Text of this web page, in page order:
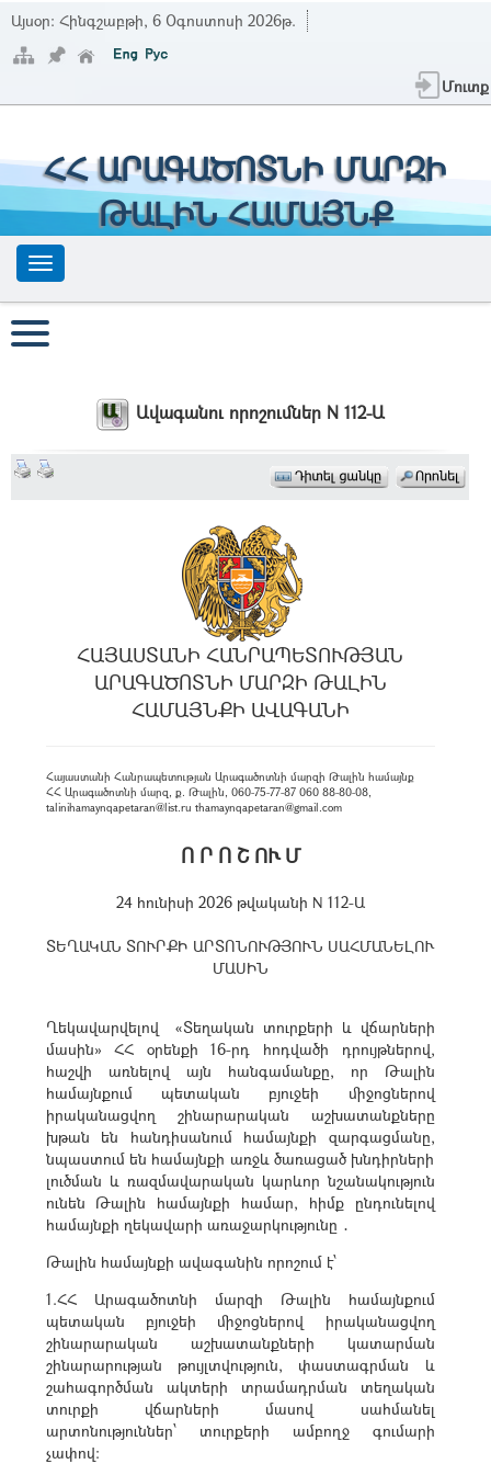
Այսօր: Հինգշաբթի, 6 Օգոստոսի 2026թ.
Մուտք
ՀՀ ԱՐԱԳԱԾՈՏՆԻ ՄԱՐԶԻ
ԹԱԼԻՆ ՀԱՄԱՅՆՔ
Ավագանու որոշումներ N 112-Ա
ՀԱՅԱՍՏԱՆԻ ՀԱՆՐԱՊԵՏՈՒԹՅԱՆ
ԱՐԱԳԱԾՈՏՆԻ ՄԱՐԶԻ ԹԱԼԻՆ
ՀԱՄԱՅՆՔԻ ԱՎԱԳԱՆԻ
Հայաստանի Հանրապետության Արագածոտնի մարզի Թալին համայնք
ՀՀ Արագածոտնի մարզ, ք. Թալին, 060-75-77-87 060 88-80-08,
talinihamaynqapetaran@list.ru thamaynqapetaran@gmail.com
Ո Ր Ո Շ ՈՒ Մ
24 հունիսի 2026 թվականի N 112-Ա
ՏԵՂԱԿԱՆ ՏՈՒՐՔԻ ԱՐՏՈՆՈՒԹՅՈՒՆ ՍԱՀՄԱՆԵԼՈՒ
ՄԱՍԻՆ
Ղեկավարվելով «Տեղական տուրքերի և վճարների
մասին» ՀՀ օրենքի 16-րդ հոդվածի դրույթներով,
հաշվի առնելով այն հանգամանքը, որ Թալին
համայնքում պետական բյուջեի միջոցներով
իրականացվող շինարարական աշխատանքները
խթան են հանդիսանում համայնքի զարգացմանը,
նպաստում են համայնքի առջև ծառացած խնդիրների
լուծման և ռազմավարական կարևոր նշանակություն
ունեն Թալին համայնքի համար, հիմք ընդունելով
համայնքի ղեկավարի առաջարկությունը ․
Թալին համայնքի ավագանին որոշում է՝
1.ՀՀ Արագածոտնի մարզի Թալին համայնքում
պետական բյուջեի միջոցներով իրականացվող
շինարարական աշխատանքների կատարման
շինարարության թույլտվություն, փաստագրման և
շահագործման ակտերի տրամադրման տեղական
տուրքի վճարների մասով սահմանել
արտոնություններ՝ տուրքերի ամբողջ գումարի
չափով։